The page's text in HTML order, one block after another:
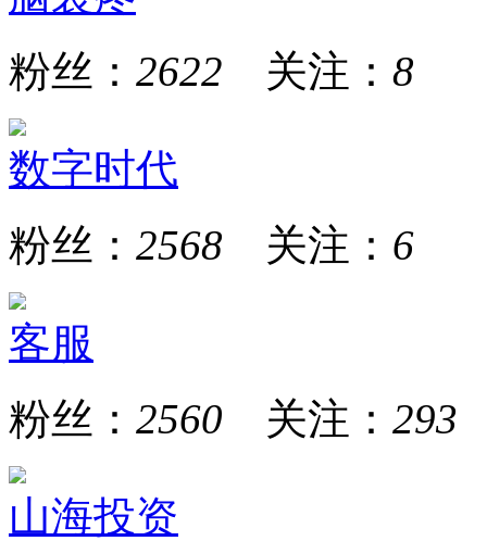
粉丝： 2622 关注： 8
数字时代
粉丝： 2568 关注： 6
客服
粉丝： 2560 关注： 293
山海投资